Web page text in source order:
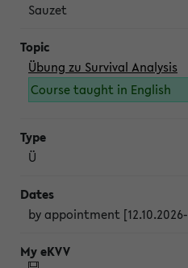
Sauzet
Übung zu Survival Analysis
Course taught in English
Ü
by appointment